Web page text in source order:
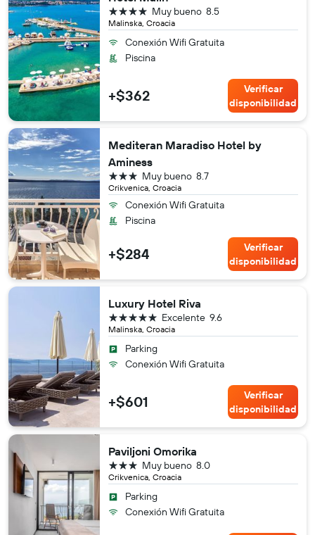
Malinska, Croacia
8.5
Muy bueno
4 estrellas
Conexión Wifi Gratuita
Piscina
+$362
Verificar
disponibilidad
Mediteran Maradiso Hotel by
Aminess
Crikvenica, Croacia
8.7
Muy bueno
3 estrellas
Conexión Wifi Gratuita
Piscina
+$284
Verificar
disponibilidad
Luxury Hotel Riva
Malinska, Croacia
9.6
Excelente
5 estrellas
Parking
Conexión Wifi Gratuita
+$601
Verificar
disponibilidad
Paviljoni Omorika
Crikvenica, Croacia
8.0
Muy bueno
3 estrellas
Parking
Conexión Wifi Gratuita